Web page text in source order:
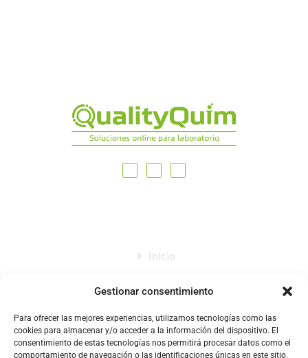
Gestionar consentimiento
Para ofrecer las mejores experiencias, utilizamos tecnologías como las
cookies para almacenar y/o acceder a la información del dispositivo. El
consentimiento de estas tecnologías nos permitirá procesar datos como el
comportamiento de navegación o las identificaciones únicas en este sitio.
Inicio
Catálogo
Blog